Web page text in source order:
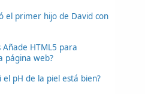
el primer hijo de David con
Añade HTML5 para
página web?
el pH de la piel está bien?